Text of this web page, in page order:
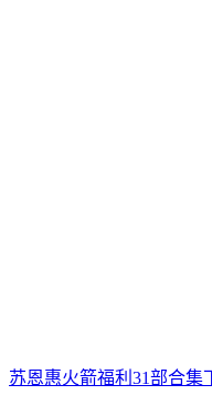
苏恩惠火箭福利31部合集